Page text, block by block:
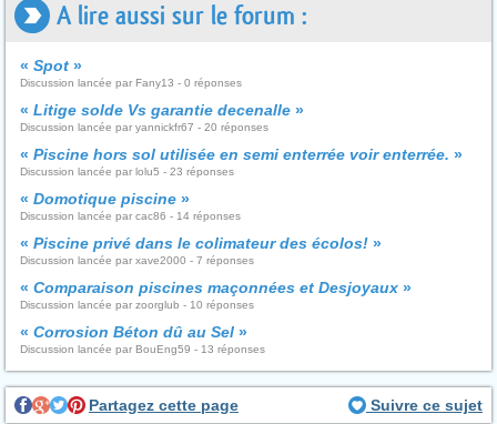
A lire aussi sur le forum :
« Spot »
Discussion lancée par Fany13 - 0 réponses
« Litige solde Vs garantie decenalle »
Discussion lancée par yannickfr67 - 20 réponses
« Piscine hors sol utilisée en semi enterrée voir enterrée. »
Discussion lancée par lolu5 - 23 réponses
« Domotique piscine »
Discussion lancée par cac86 - 14 réponses
« Piscine privé dans le colimateur des écolos! »
Discussion lancée par xave2000 - 7 réponses
« Comparaison piscines maçonnées et Desjoyaux »
Discussion lancée par zoorglub - 10 réponses
« Corrosion Béton dû au Sel »
Discussion lancée par BouEng59 - 13 réponses
Partagez cette page Suivre ce sujet